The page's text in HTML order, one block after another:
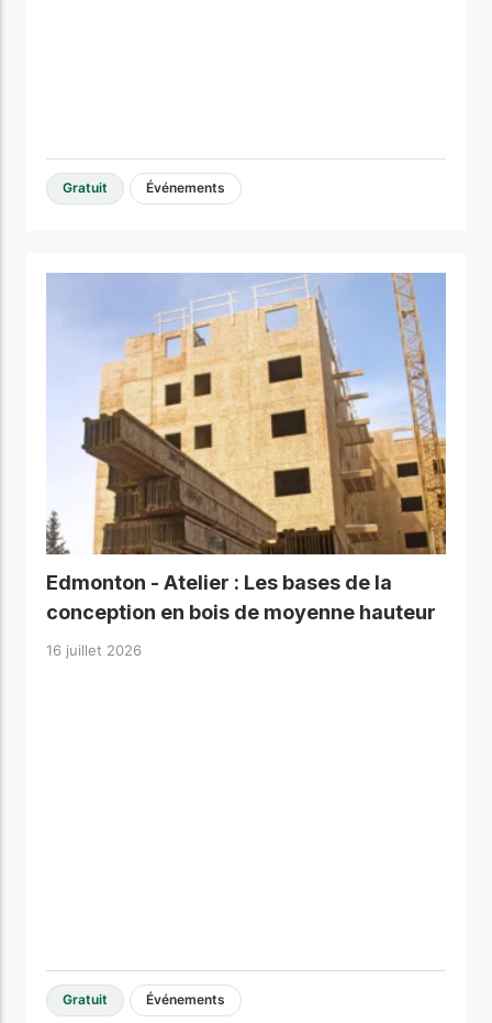
Gratuit Événements
Edmonton - Atelier : Les bases de la
conception en bois de moyenne hauteur
16 juillet 2026
Gratuit Événements